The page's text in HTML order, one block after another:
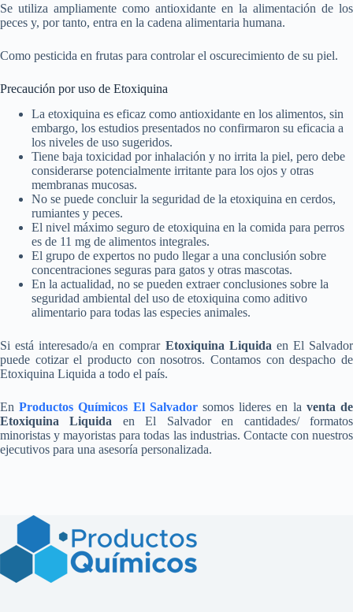
Se utiliza ampliamente como antioxidante en la alimentación de los
peces y, por tanto, entra en la cadena alimentaria humana.
Como pesticida en frutas para controlar el oscurecimiento de su piel.
Precaución por uso de Etoxiquina
La etoxiquina es eficaz como antioxidante en los alimentos, sin
embargo, los estudios presentados no confirmaron su eficacia a
los niveles de uso sugeridos.
Tiene baja toxicidad por inhalación y no irrita la piel, pero debe
considerarse potencialmente irritante para los ojos y otras
membranas mucosas.
No se puede concluir la seguridad de la etoxiquina en cerdos,
rumiantes y peces.
El nivel máximo seguro de etoxiquina en la comida para perros
es de 11 mg de alimentos integrales.
El grupo de expertos no pudo llegar a una conclusión sobre
concentraciones seguras para gatos y otras mascotas.
En la actualidad, no se pueden extraer conclusiones sobre la
seguridad ambiental del uso de etoxiquina como aditivo
alimentario para todas las especies animales.
Si está interesado/a en comprar Etoxiquina Liquida en El Salvador
puede cotizar el producto con nosotros. Contamos con despacho de
Etoxiquina Liquida a todo el país.
EnProductos Químicos El Salvadorsomos lideres en la venta de
Etoxiquina Liquida en El Salvador en cantidades/ formatos
minoristas y mayoristas para todas las industrias. Contacte con nuestros
ejecutivos para una asesoría personalizada.